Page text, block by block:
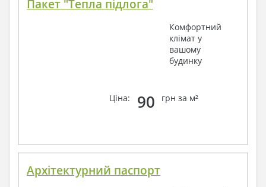
Пакет "Тепла підлога"
Комфортний
клімат у
вашому
будинку
Ціна: 90 грн за м²
Архітектурний паспорт